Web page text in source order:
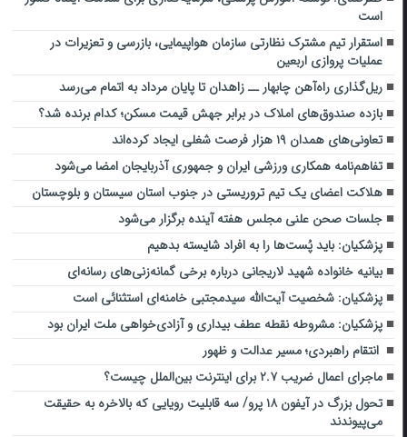
است
استقرار تیم مشترک نظارتی سازمان هواپیمایی، بازرسی و تعزیرات در
عملیات پروازی اربعین
ریل‌گذاری راه‌آهن چابهار ــ زاهدان تا پایان مرداد به اتمام می‌رسد
بازده صندوق‌های املاک در برابر جهش قیمت مسکن؛ کدام برنده شد؟
تعاونی‌های همدان ۱۹ هزار فرصت شغلی ایجاد کرده‌اند
تفاهم‌نامه همکاری ورزشی ایران و جمهوری آذربایجان امضا می‌شود
هلاکت اعضای یک تیم تروریستی در جنوب استان سیستان و بلوچستان
جلسات صحن علنی مجلس هفته آینده برگزار می‌شود
پزشکیان: باید پُست‌ها را به افراد شایسته بدهیم
بیانیه خانواده شهید لاریجانی درباره برخی گمانه‌زنی‌های رسانه‌ای
پزشکیان: شخصیت آیت‌الله سیدمجتبی خامنه‌ای استثنائی است
پزشکیان: مشروطه نقطه عطف بیداری و آزادی‌خواهی ملت ایران بود
انتقام راهبردی؛ مسیر عدالت و ظهور
ماجرای اعمال ضریب ۲.۷ برای اینترنت بین‌الملل چیست؟
تحول بزرگ در آیفون ۱۸ پرو/ سه قابلیت رویایی که بالاخره به حقیقت
می‌پیوندند